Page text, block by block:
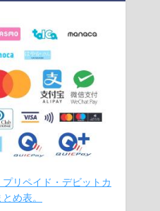
リペイド・デビットカ
め表。